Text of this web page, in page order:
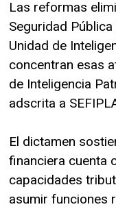
Las reformas
Seguridad
Unidad de
concentran esas
de Inteligencia
adscrita a
El dictamen
financiera cuenta
capacidades
asumir funciones